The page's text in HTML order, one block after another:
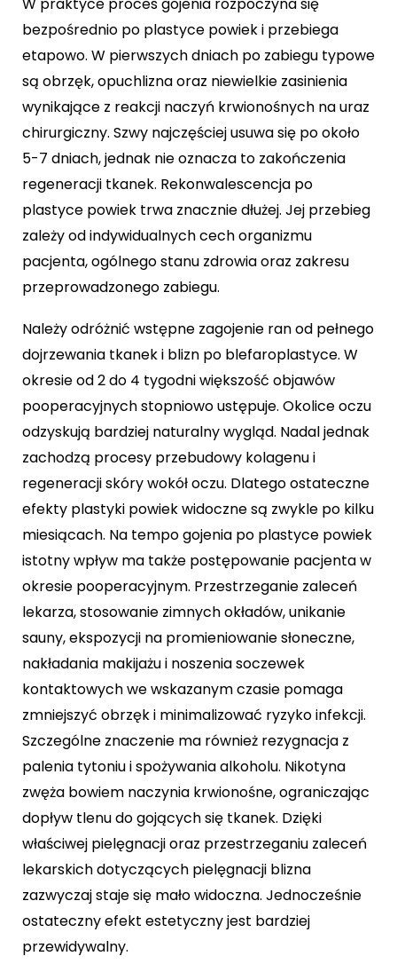
W praktyce proces gojenia rozpoczyna się
bezpośrednio po plastyce powiek i przebiega
etapowo. W pierwszych dniach po zabiegu typowe
są obrzęk, opuchlizna oraz niewielkie zasinienia
wynikające z reakcji naczyń krwionośnych na uraz
chirurgiczny. Szwy najczęściej usuwa się po około
5-7 dniach, jednak nie oznacza to zakończenia
regeneracji tkanek. Rekonwalescencja po
plastyce powiek trwa znacznie dłużej. Jej przebieg
zależy od indywidualnych cech organizmu
pacjenta, ogólnego stanu zdrowia oraz zakresu
przeprowadzonego zabiegu.
Należy odróżnić wstępne zagojenie ran od pełnego
dojrzewania tkanek i blizn po blefaroplastyce. W
okresie od 2 do 4 tygodni większość objawów
pooperacyjnych stopniowo ustępuje. Okolice oczu
odzyskują bardziej naturalny wygląd. Nadal jednak
zachodzą procesy przebudowy kolagenu i
regeneracji skóry wokół oczu. Dlatego ostateczne
efekty plastyki powiek widoczne są zwykle po kilku
miesiącach. Na tempo gojenia po plastyce powiek
istotny wpływ ma także postępowanie pacjenta w
okresie pooperacyjnym. Przestrzeganie zaleceń
lekarza, stosowanie zimnych okładów, unikanie
sauny, ekspozycji na promieniowanie słoneczne,
nakładania makijażu i noszenia soczewek
kontaktowych we wskazanym czasie pomaga
zmniejszyć obrzęk i minimalizować ryzyko infekcji.
Szczególne znaczenie ma również rezygnacja z
palenia tytoniu i spożywania alkoholu. Nikotyna
zwęża bowiem naczynia krwionośne, ograniczając
dopływ tlenu do gojących się tkanek. Dzięki
właściwej pielęgnacji oraz przestrzeganiu zaleceń
lekarskich dotyczących pielęgnacji blizna
zazwyczaj staje się mało widoczna. Jednocześnie
ostateczny efekt estetyczny jest bardziej
przewidywalny.